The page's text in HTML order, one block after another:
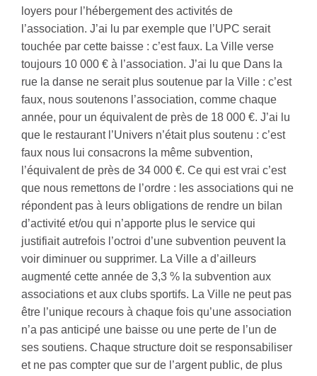
loyers pour l’hébergement des activités de
l’association. J’ai lu par exemple que l’UPC serait
touchée par cette baisse : c’est faux. La Ville verse
toujours 10 000 € à l’association. J’ai lu que Dans la
rue la danse ne serait plus soutenue par la Ville : c’est
faux, nous soutenons l’association, comme chaque
année, pour un équivalent de près de 18 000 €. J’ai lu
que le restaurant l’Univers n’était plus soutenu : c’est
faux nous lui consacrons la même subvention,
l’équivalent de près de 34 000 €. Ce qui est vrai c’est
que nous remettons de l’ordre : les associations qui ne
répondent pas à leurs obligations de rendre un bilan
d’activité et/ou qui n’apporte plus le service qui
justifiait autrefois l’octroi d’une subvention peuvent la
voir diminuer ou supprimer. La Ville a d’ailleurs
augmenté cette année de 3,3 % la subvention aux
associations et aux clubs sportifs. La Ville ne peut pas
être l’unique recours à chaque fois qu’une association
n’a pas anticipé une baisse ou une perte de l’un de
ses soutiens. Chaque structure doit se responsabiliser
et ne pas compter que sur de l’argent public, de plus